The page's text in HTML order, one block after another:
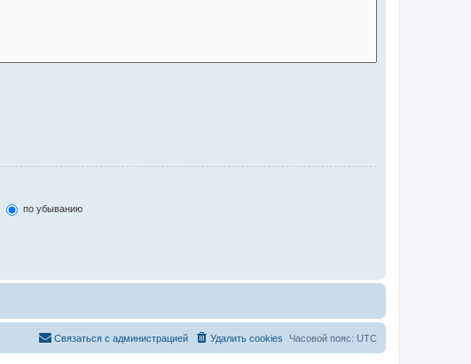
по убыванию
Часовой пояс: UTC
Удалить cookies
Связаться с администрацией